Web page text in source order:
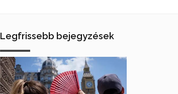
Legfrissebb bejegyzések